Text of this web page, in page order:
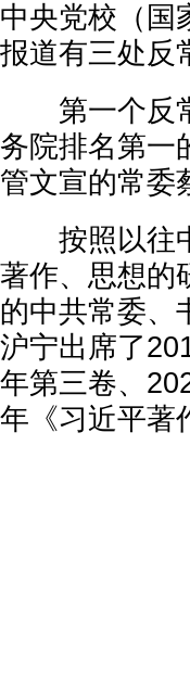
中央党校（国
报道有三处反
第一个反常
务院排名第一
管文宣的常委
按照以往中
著作、思想的
的中共常委、
沪宁出席了
年第三卷、
年《习近平著